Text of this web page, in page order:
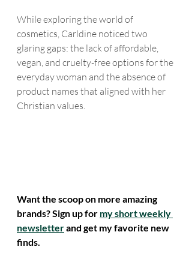
While exploring the world of
cosmetics, Carldine noticed two
glaring gaps: the lack of affordable,
vegan, and cruelty-free options for the
everyday woman and the absence of
product names that aligned with her
Christian values.
Want the scoop on more amazing
brands? Sign up for my short weekly
newsletter and get my favorite new
finds.